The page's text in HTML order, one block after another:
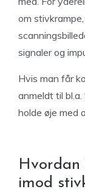
om
signaler og
Hvis man får
anmeldt til
holde øje med
Hvordan
imod